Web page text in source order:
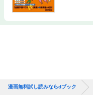
漫画無料試し読みならdブック